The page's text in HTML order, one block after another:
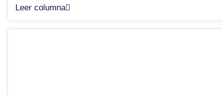
Leer columna